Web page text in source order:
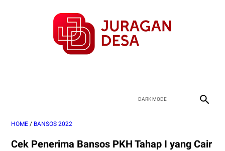
HOME / BANSOS 2022
Cek Penerima Bansos PKH Tahap I yang Cair